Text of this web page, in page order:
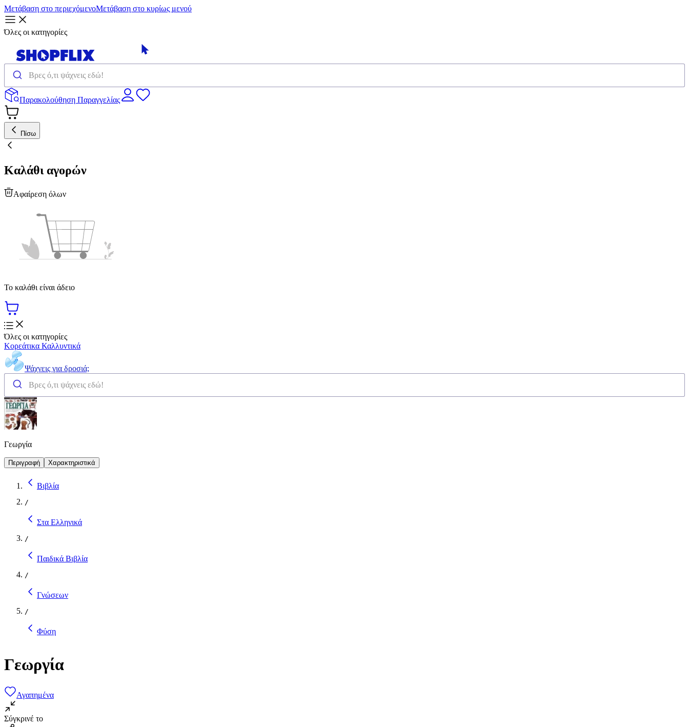
Μετάβαση στο περιεχόμενοΜετάβαση στο κυρίως μενού
Όλες οι κατηγορίες
Παρακολούθηση Παραγγελίας
Πίσω
Καλάθι αγορών
Αφαίρεση όλων
Το καλάθι είναι άδειο
Όλες οι κατηγορίες
Κορεάτικα Καλλυντικά
Ψάχνεις για δροσιά;
Γεωργία
Περιγραφή Χαρακτηριστικά
Βιβλία
/
Στα Ελληνικά
/
Παιδικά Βιβλία
/
Γνώσεων
/
Φύση
Γεωργία
Αγαπημένα
Σύγκρινέ το